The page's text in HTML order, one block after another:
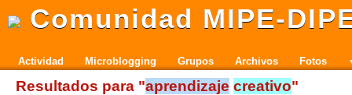
Comunidad MIPE-
Actividad Microblogging Grupos Archivos Fotos
Resultados para "aprendizaje creativo"